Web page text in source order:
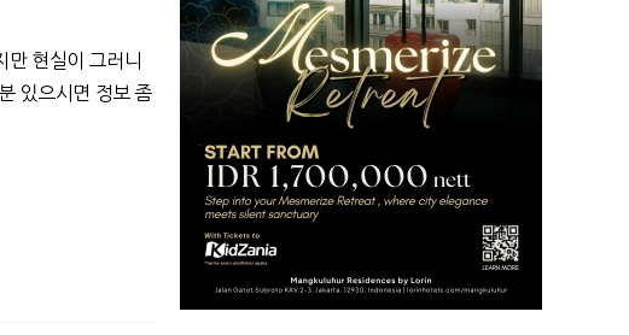
만 현실이 그러니
있으시면 정보 좀